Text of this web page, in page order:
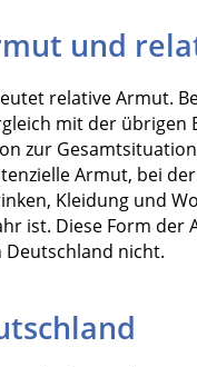
und
relative Armut.
mit der übrigen
zur
Armut, bei
Kleidung und
ist. Diese Form der
Deutschland nicht.